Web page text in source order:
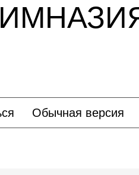
Обычная версия